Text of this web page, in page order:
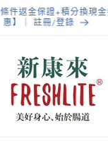
優惠 【香港運費全免】